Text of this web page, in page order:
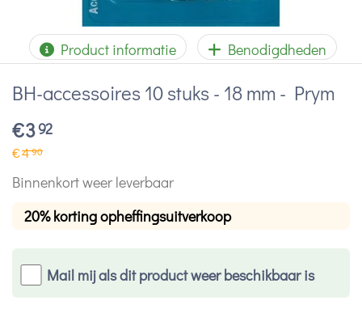
Product informatie Benodigdheden
BH-accessoires 10 stuks - 18 mm - Prym
€392
€490
Binnenkort weer leverbaar
20% korting opheffingsuitverkoop
Mail mij als dit product weer beschikbaar is